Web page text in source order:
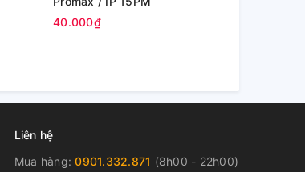
40.000₫
Liên hệ
Mua hàng:0901.332.871 (8h00 - 22h00)